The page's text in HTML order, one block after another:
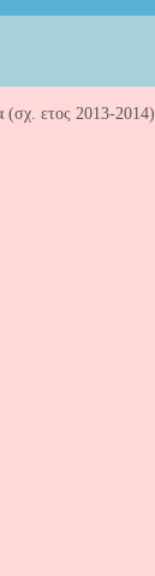
(σχ. ετος 2013-2014)